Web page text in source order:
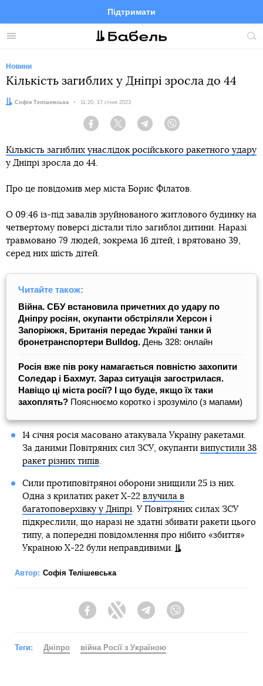
Меню
Підтримати
FacebookTelegramTwitter
Новини
Кількість загиблих у Дніпрі зросла до 44
Автор:
Софія Телішевська Дата:
11:20, 17 січня 2023
Facebook Twitter Telegram
Кількість загиблих унаслідок російського ракетного удару
у Дніпрі зросла до 44.
Про це повідомив мер міста Борис Філатов.
О 09:46 із-під завалів зруйнованого житлового будинку на
четвертому поверсі дістали тіло загиблої дитини. Наразі
травмовано 79 людей, зокрема 16 дітей, і врятовано 39,
серед них шість дітей.
Читайте також:
Війна. СБУ встановила причетних до удару по
Дніпру росіян, окупанти обстріляли Херсон і
Запоріжжя, Британія передає Україні танки й
бронетранспортери Bulldog. День 328: онлайн
Росія вже пів року намагається повністю захопити
Соледар і Бахмут. Зараз ситуація загострилася.
Навіщо ці міста росії? І що буде, якщо їх таки
захоплять? Пояснюємо коротко і зрозуміло (з мапами)
14 січня росія масовано атакувала Україну ракетами.
За даними Повітряних сил ЗСУ, окупанти випустили 38
ракет різних типів.
Сили протиповітряної оборони знищили 25 із них.
Одна з крилатих ракет Х-22 влучила в
багатоповерхівку у Дніпрі. У Повітряних силах ЗСУ
підкреслили, що наразі не здатні збивати ракети цього
типу, а попередні повідомлення про нібито «збиття»
Україною Х-22 були неправдивими.
Автор: Софія Телішевська
FacebookTwitter Telegram
Теги: Дніпро війна Росії з Україною